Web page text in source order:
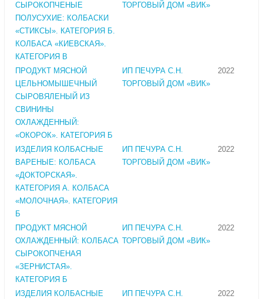
СЫРОКОПЧЕНЫЕ
ПОЛУСУХИЕ: КОЛБАСКИ
«СТИКСЫ». КАТЕГОРИЯ Б.
КОЛБАСА «КИЕВСКАЯ».
КАТЕГОРИЯ В
ТОРГОВЫЙ ДОМ «ВИК»
ПРОДУКТ МЯСНОЙ
ЦЕЛЬНОМЫШЕЧНЫЙ
СЫРОВЯЛЕНЫЙ ИЗ
СВИНИНЫ
ОХЛАЖДЕННЫЙ:
«ОКОРОК». КАТЕГОРИЯ Б
ИП ПЕЧУРА С.Н.
ТОРГОВЫЙ ДОМ «ВИК»
2022
ИЗДЕЛИЯ КОЛБАСНЫЕ
ВАРЕНЫЕ: КОЛБАСА
«ДОКТОРСКАЯ».
КАТЕГОРИЯ А. КОЛБАСА
«МОЛОЧНАЯ». КАТЕГОРИЯ
Б
ИП ПЕЧУРА С.Н.
ТОРГОВЫЙ ДОМ «ВИК»
2022
ПРОДУКТ МЯСНОЙ
ОХЛАЖДЕННЫЙ: КОЛБАСА
СЫРОКОПЧЕНАЯ
«ЗЕРНИСТАЯ».
КАТЕГОРИЯ Б
ИП ПЕЧУРА С.Н.
ТОРГОВЫЙ ДОМ «ВИК»
2022
ИЗДЕЛИЯ КОЛБАСНЫЕ
ИП ПЕЧУРА С.Н.
2022